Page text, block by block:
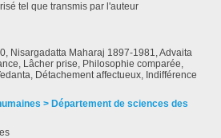
tel que transmis par l'auteur
Nisargadatta Maharaj 1897-1981, Advaita
Lâcher prise, Philosophie comparée,
Détachement affectueux, Indifférence
> Département de sciences des